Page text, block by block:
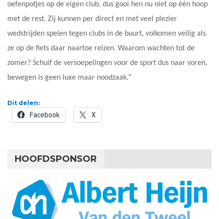
oefenpotjes op de eigen club, dus gooi hen nu niet op één hoop
met de rest. Zij kunnen per direct en met veel plezier
wedstrijden spelen tegen clubs in de buurt, volkomen veilig als
ze op de fiets daar naartoe reizen. Waarom wachten tot de
zomer? Schuif de versoepelingen voor de sport dus naar voren,
bewegen is geen luxe maar noodzaak.”
Dit delen:
Facebook X
HOOFDSPONSOR